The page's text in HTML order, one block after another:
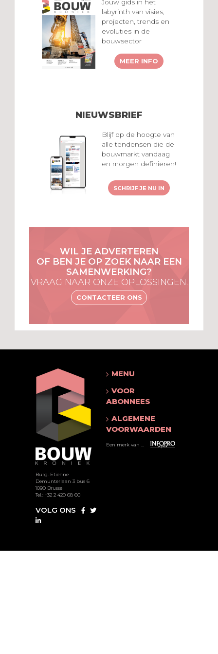
Jouw gids in het
labyrinth van visies,
projecten, trends en
evoluties in de
bouwsector
MEER INFO
NIEUWSBRIEF
Blijf op de hoogte van
alle tendensen die de
bouwmarkt vandaag
en morgen definiëren!
SCHRIJF JE NU IN
WIL JE ADVERTEREN
OF BEN JE OP ZOEK NAAR EEN
SAMENWERKING?
VRAAG NAAR ONZE OPLOSSINGEN.
CONTACTEER ONS
Burg. Etienne
Demunterlaan 3 bus 6
1090 Brussel
Tel.: +32 2 420 68 60
VOLG ONS
MENU
VOOR
ABONNEES
ALGEMENE
VOORWAARDEN
Een merk van ...